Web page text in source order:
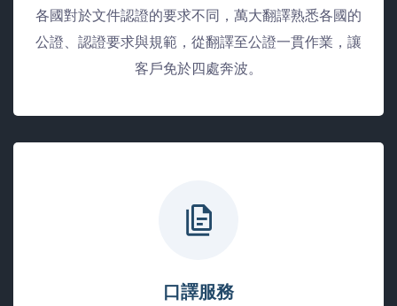
各國對於文件認證的要求不同，萬大翻譯熟悉各國的
公證、認證要求與規範，從翻譯至公證一貫作業，讓
客戶免於四處奔波。
口譯服務